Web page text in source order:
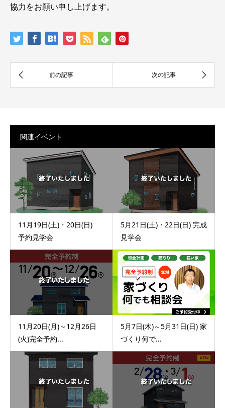
協力をお願い申し上げます。
関連イベント
11月19日(土)・20日(日)
予約見学会
5月21日(土)・22日(日) 完成
見学会
11月20日(月)～12月26日
(火)完全予約...
5月7日(木)～5月31日(日) 家
づくり何で...